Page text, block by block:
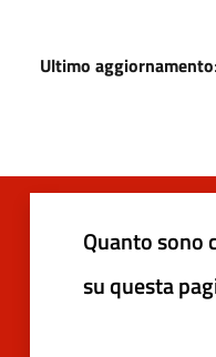
Ultimo aggiornamento
Quanto sono
su questa